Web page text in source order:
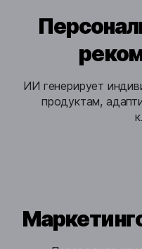
ИИ генерирует
продуктам,